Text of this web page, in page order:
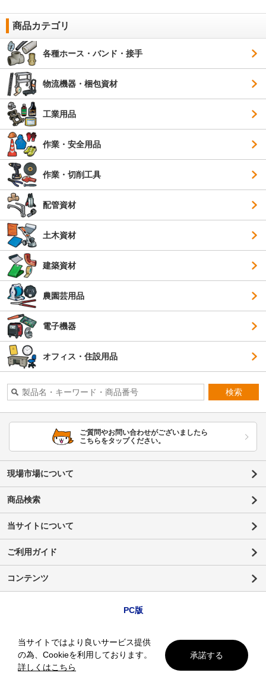
商品カテゴリ
各種ホース・バンド・接手
物流機器・梱包資材
工業用品
作業・安全用品
作業・切削工具
配管資材
土木資材
建築資材
農園芸用品
電子機器
オフィス・住設用品
検索
ご質問やお問い合わせがございましたら
こちらをタップください。
現場市場について
商品検索
当サイトについて
ご利用ガイド
コンテンツ
PC版
当サイトではより良いサービス提供
の為、Cookieを利用しております。
詳しくはこちら
承諾する